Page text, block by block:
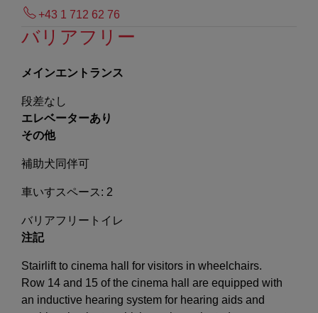
+43 1 712 62 76
バリアフリー
メインエントランス
段差なし
エレベーターあり
その他
補助犬同伴可
車いすスペース: 2
バリアフリートイレ
注記
Stairlift to cinema hall for visitors in wheelchairs.
Row 14 and 15 of the cinema hall are equipped with
an inductive hearing system for hearing aids and